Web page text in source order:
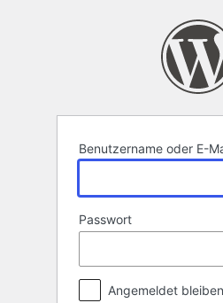
Benutzername oder E-
Passwort
Angemeldet bleiben